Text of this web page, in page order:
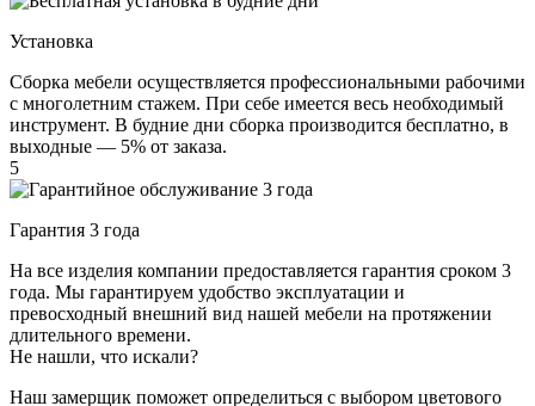
Установка
Сборка мебели осуществляется профессиональными рабочими
с многолетним стажем. При себе имеется весь необходимый
инструмент. В будние дни сборка производится бесплатно, в
выходные — 5% от заказа.
5
Гарантия 3 года
На все изделия компании предоставляется гарантия сроком 3
года. Мы гарантируем удобство эксплуатации и
превосходный внешний вид нашей мебели на протяжении
длительного времени.
Не нашли, что искали?
Наш замерщик поможет определиться с выбором цветового